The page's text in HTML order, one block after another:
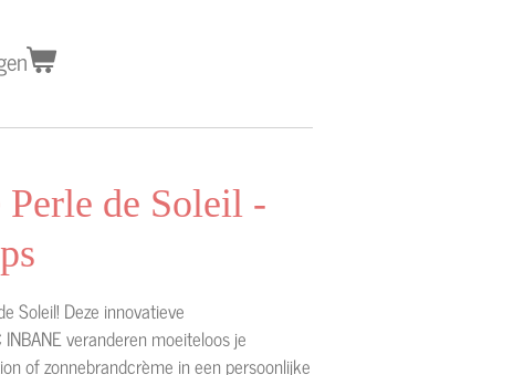
de Soleil -
Soleil! Deze innovatieve
veranderen moeiteloos je
of zonnebrandcrème in een persoonlijke